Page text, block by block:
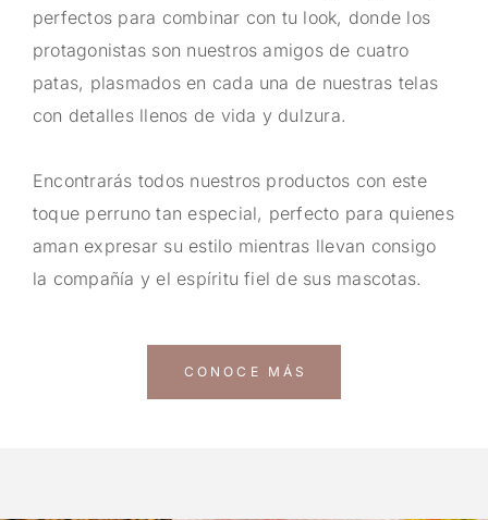
perfectos para combinar con tu look, donde los
protagonistas son nuestros amigos de cuatro
patas, plasmados en cada una de nuestras telas
con detalles llenos de vida y dulzura.
Encontrarás todos nuestros productos con este
toque perruno tan especial, perfecto para quienes
aman expresar su estilo mientras llevan consigo
la compañía y el espíritu fiel de sus mascotas.
CONOCE MÁS